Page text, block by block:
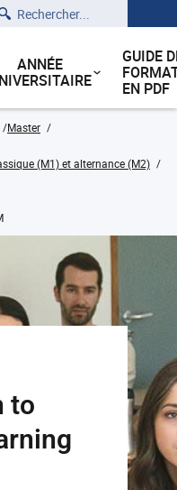
ANNÉE
GUIDE
EN PDF
Master
(M1) et alternance (M2)
to